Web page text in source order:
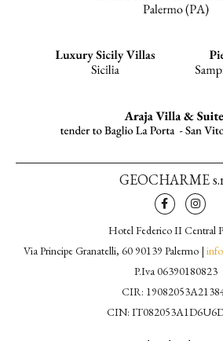
GEOCHARME
Hotel Federico II Central
Via Principe Granatelli, 60 90139 Palermo |
P.Iva 06390180823
CIR:
CIN: